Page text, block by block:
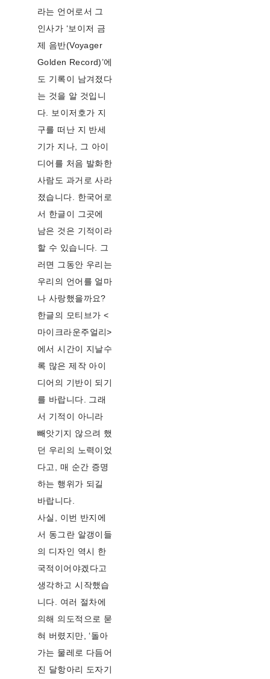
라는 언어로서 그
인사가 ‘보이저 금
제 음반(Voyager
Golden Record)’에
도 기록이 남겨졌다
는 것을 알 것입니
다. 보이저호가 지
구를 떠난 지 반세
기가 지나, 그 아이
디어를 처음 발화한
사람도 과거로 사라
졌습니다. 한국어로
서 한글이 그곳에
남은 것은 기적이라
할 수 있습니다. 그
러면 그동안 우리는
우리의 언어를 얼마
나 사랑했을까요?
한글의 모티브가 <
마이크라운주얼리>
에서 시간이 지날수
록 많은 제작 아이
디어의 기반이 되기
를 바랍니다. 그래
서 기적이 아니라
빼앗기지 않으려 했
던 우리의 노력이었
다고, 매 순간 증명
하는 행위가 되길
바랍니다.
사실, 이번 반지에
서 동그란 알갱이들
의 디자인 역시 한
국적이어야겠다고
생각하고 시작했습
니다. 여러 절차에
의해 의도적으로 묻
혀 버렸지만, ‘돌아
가는 물레로 다듬어
진 달항아리 도자기